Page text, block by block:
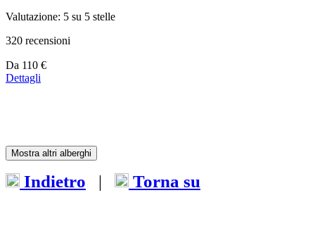
Valutazione: 5 su 5 stelle
320 recensioni
Prezzo
a
Da 110 €
Dettagli
Mostra altri alberghi
Indietro | Torna su